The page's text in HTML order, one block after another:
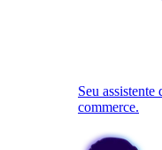
Seu
commerce.